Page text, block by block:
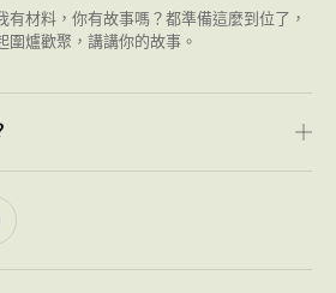
有材料，你有故事嗎？都準備這麼到位了，
爐歡聚，講講你的故事。